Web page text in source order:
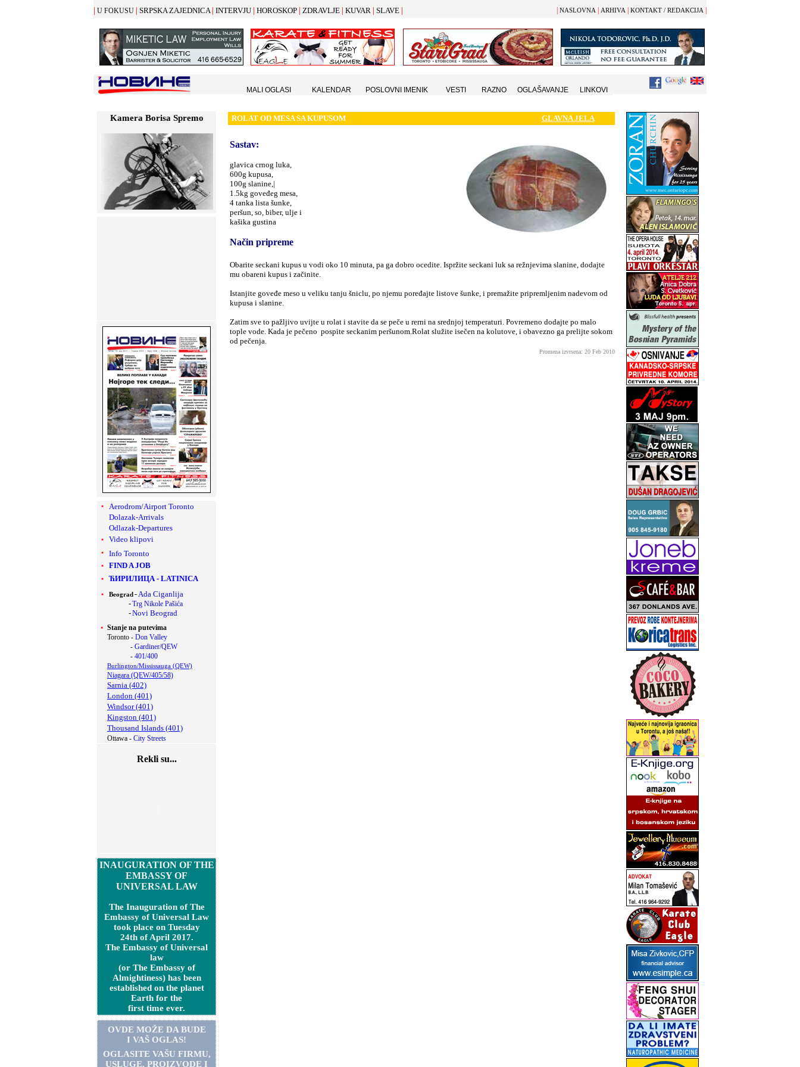
| U FOKUSU | SRPSKA ZAJEDNICA | INTERVJU | HOROSKOP | ZDRAVLJE | KUVAR | SLAVE | NASLOVNA ARHIVA KONTAKT / REDAKCIJA
Kamera Borisa Spremo
Aerodrom/Airport Toronto
Dolazak-Arrivals
Odlazak-Departures
Video klipovi
Info Toronto
FIND A JOB
ЋИРИЛИЦА - LATINICA
Beograd -Ada Ciganlija
-Trg Nikole Pašića
-Novi Beograd
Stanje na putevima
Toronto - Don Valley
- Gardiner/QEW
- 401/400
Burlington/Mississauga (QEW)
Niagara (QEW/405/58)
Sarnia (402)
London (401)
Windsor (401)
Kingston (401)
Thousand Islands (401)
Ottawa - City Streets
Rekli su...
INAUGURATION OF THE
EMBASSY OF
UNIVERSAL LAW
The Inauguration of The
Embassy of Universal Law
took place on Tuesday
24th of April 2017.
The Embassy of Universal
law
(or The Embassy of
Almightiness) has been
established on the planet
Earth for the
first time ever.
OVDE MOŽE DA BUDE
I VAŠ OGLAS!
OGLASITE VAŠU FIRMU,
USLUGE, PROIZVODE I
ROLAT OD MESA SA KUPUSOM GLAVNA JELA
Sastav:
glavica crnog luka,
600g kupusa,
100g slanine,|
1.5kg goveđeg mesa,
4 tanka lista šunke,
peršun, so, biber, ulje i
kašika gustina
Način pripreme
Obarite seckani kupus u vodi oko 10 minuta, pa ga dobro ocedite. Ispržite seckani luk sa režnjevima slanine, dodajte
mu obareni kupus i začinite.
Istanjite goveđe meso u veliku tanju šniclu, po njemu poređajte listove šunke, i premažite pripremljenim nadevom od
kupusa i slanine.
Zatim sve to pažljivo uvijte u rolat i stavite da se peče u rerni na srednjoj temperaturi. Povremeno dodajte po malo
tople vode. Kada je pečeno pospite seckanim peršunom.Rolat služite isečen na kolutove, i obavezno ga prelijte sokom
od pečenja.
Promena izvrsena: 20 Feb 2010
MALI OGLASI KALENDAR POSLOVNI IMENIK VESTI RAZNO OGLAŠAVANJE LINKOVI